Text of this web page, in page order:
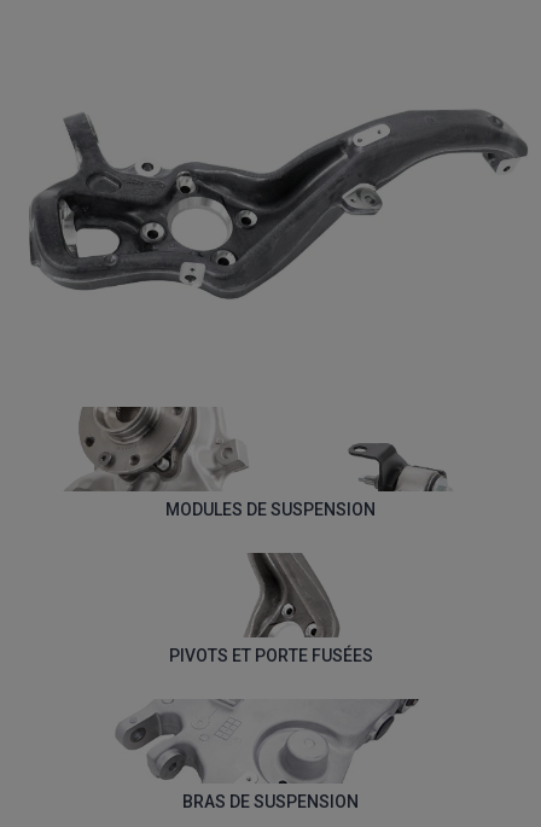
MODULES DE SUSPENSION
PIVOTS ET PORTE FUSÉES
BRAS DE SUSPENSION